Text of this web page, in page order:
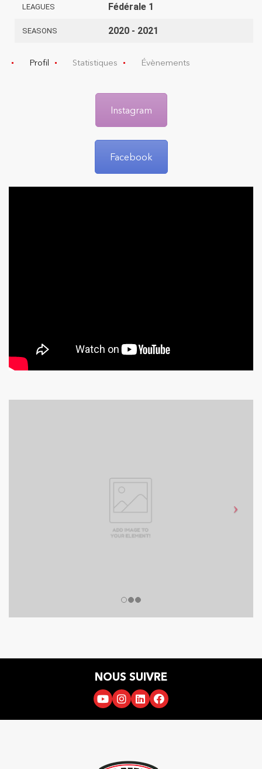
LEAGUES Fédérale 1
SEASONS 2020 - 2021
Profil Statistiques Évènements
Instagram
Facebook
NOUS SUIVRE